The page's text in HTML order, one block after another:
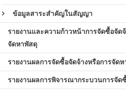
ข้อมูลสาระสำคัญในสัญญา
รายงานและความก้าวหน้าการจัดซื้อจัด
จัดหาพัสดุ
รายงานผลการจัดซื้อจัดจ้างหรือการจัด
รายงานผลการพิจารณากระบวนการจัด